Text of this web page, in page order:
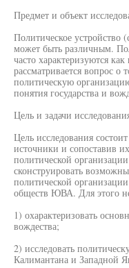
Предмет и объект
Политическое устройство
может быть различным.
часто характеризуются
рассматривается вопрос
политическую
понятия государства и
Цель и задачи
Цель исследования
источники и сопоставив
политической
сконструировать
политической
обществ ЮВА. Для этого
1) охарактеризовать
вождества;
2) исследовать
Калимантана и Западной